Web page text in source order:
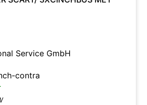
Service GmbH
contra